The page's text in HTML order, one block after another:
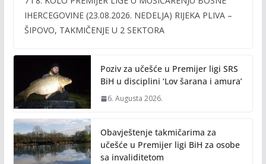
e
b
o
k
itt
er
ai
l
p
y
n
k
IHERCEGOVINE (23.08.2026. NEDELJA) RIJEKA PLIVA –
ŠIPOVO, TAKMIČENJE U 2 SEKTORA
Poziv za učešće u Premijer ligi SRS
BiH u disciplini ‘Lov šarana i amura’
6. Augusta 2026.
Obavještenje takmičarima za
učešće u Premijer ligi BiH za osobe
sa invaliditetom